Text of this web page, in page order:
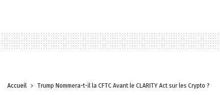
Accueil Trump Nommera-t-il la CFTC Avant le CLARITY Act sur les Crypto ?